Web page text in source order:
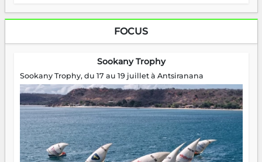
FOCUS
Sookany Trophy
Sookany Trophy, du 17 au 19 juillet à Antsiranana